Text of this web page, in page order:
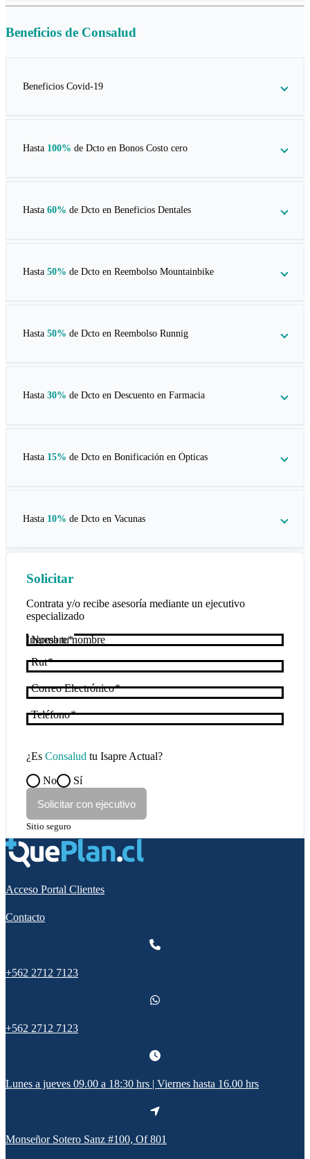
Beneficios de Consalud
Beneficios Covid-19
Hasta 100% de Dcto en Bonos Costo cero
Hasta 60% de Dcto en Beneficios Dentales
Hasta 50% de Dcto en Reembolso Mountainbike
Hasta 50% de Dcto en Reembolso Runnig
Hasta 30% de Dcto en Descuento en Farmacia
Hasta 15% de Dcto en Bonificación en Ópticas
Hasta 10% de Dcto en Vacunas
Solicitar
Contrata y/o recibe asesoría mediante un ejecutivo
especializado
Nombre
Rut
Correo Electrónico
Teléfono
¿Es Consalud tu Isapre Actual?
No
Sí
Solicitar con ejecutivo
Sitio seguro
Acceso Portal Clientes
Contacto
+562 2712 7123
+562 2712 7123
Lunes a jueves 09.00 a 18:30 hrs | Viernes hasta 16.00 hrs
Monseñor Sotero Sanz #100, Of 801